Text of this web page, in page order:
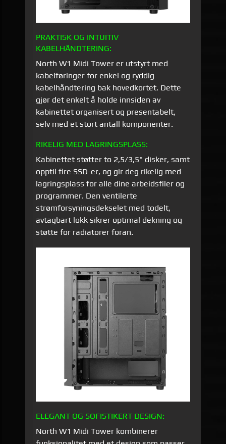
PRAKTISK OG INTUITIV
KABELHÅNDTERING:
North W1 Midi Tower er utstyrt med
kabelføringer for enkel og ryddig
kabelhåndtering bak hovedkortet. Dette
gjør det enkelt å holde innsiden av
kabinettet organisert og presentabelt,
selv med et stort antall komponenter.
RIKELIG MED LAGRINGSPLASS:
Kabinettet støtter to 2,5/3,5" disker, samt
opptil fire SSD-er, og gir deg rikelig med
lagringsplass for alle dine arbeidsfiler og
programmer. Den ventilerte
strømforsyningsdekselet med todelt,
avtagbart lokk sikrer optimal dekning og
støtte for radiatorer foran.
ELEGANT OG SOFISTIKERT DESIGN:
North W1 Midi Tower kombinerer